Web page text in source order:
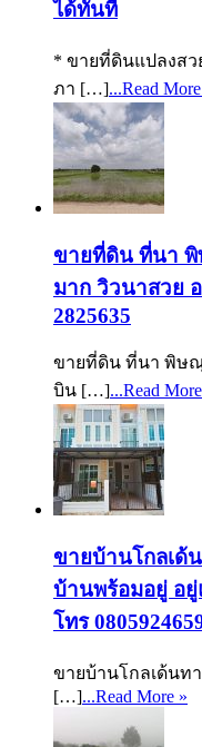
ได้ทันที
* ขายที่ดินแปลงสว
ภา […]...Read
ขายที่ดิน ที่นา พิ
มาก วิวนาสวย
2825635
ขายที่ดิน ที่นา พิษ
บิน […]...Read
ขายบ้านโกลเด้
บ้านพร้อมอยู่ อยู่
โทร
ขายบ้านโกลเด้นท
[…]...Read More »